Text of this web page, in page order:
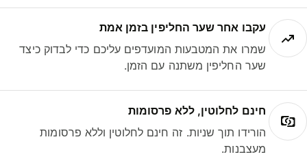
עקבו אחר שער החליפין בזמן אמת
שמרו את המטבעות המועדפים עליכם כדי לבדוק כיצד
שער החליפין משתנה עם הזמן.
חינם לחלוטין, ללא פרסומות
הורידו תוך שניות. זה חינם לחלוטין וללא פרסומות
מעצבנות.